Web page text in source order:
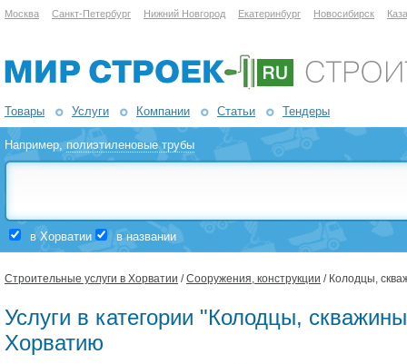
Москва Санкт-Петербург Нижний Новгород Екатеринбург Новосибирск
Товары Услуги Компании Статьи Тендеры
Например,полиэтиленовые трубы
в Хорватии в названии
Строительные услуги в Хорватии /Сооружения, конструкции / Колодцы,
Услуги в категории "Колодцы,
Хорватию